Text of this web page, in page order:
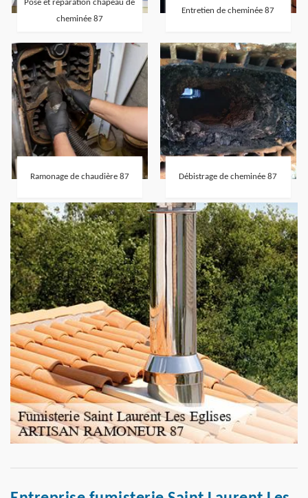
Pose et réparation chapeau de
cheminée 87
Entretien de cheminée 87
Ramonage de chaudière 87 Débistrage de cheminée 87